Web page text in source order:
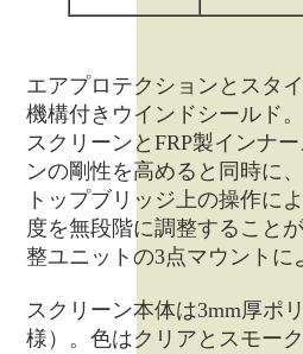
エアプロテクションとスタ
機構付きウインドシールド。
スクリーンとFRP製インナ
ンの剛性を高めると同時に
トップブリッジ上の操作に
度を無段階に調整すること
整ユニットの3点マウント
スクリーン本体は3mm厚ポ
様）。色はクリアとスモー